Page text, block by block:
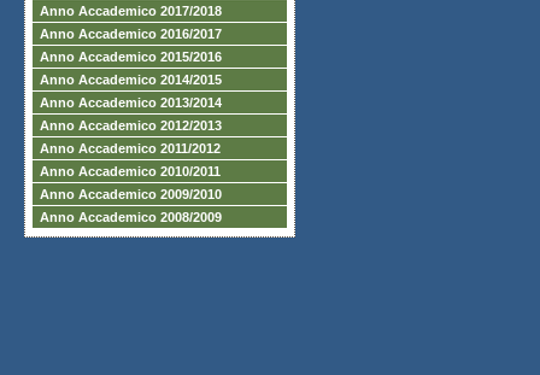
Anno Accademico 2017/2018
Anno Accademico 2016/2017
Anno Accademico 2015/2016
Anno Accademico 2014/2015
Anno Accademico 2013/2014
Anno Accademico 2012/2013
Anno Accademico 2011/2012
Anno Accademico 2010/2011
Anno Accademico 2009/2010
Anno Accademico 2008/2009